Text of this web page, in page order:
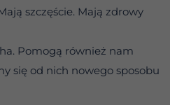
szczęście. Mają zdrowy
Pomogą również nam
się od nich nowego sposobu